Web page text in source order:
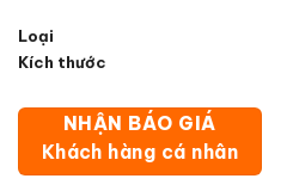
Loại
Kích thước
NHẬN BÁO GIÁ
Khách hàng cá nhân